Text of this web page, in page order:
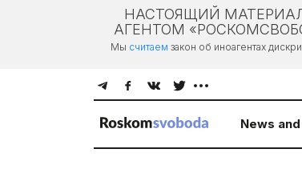
НАСТОЯЩИЙ
АГЕНТОМ
Мы считаем закон об иноагентах
News